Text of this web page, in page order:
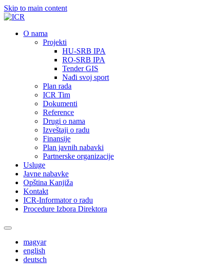
Skip to main content
О nama
Projekti
HU-SRB IPA
RO-SRB IPA
Tender GIS
Nađi svoj sport
Plan rada
ICR Tim
Dokumenti
Reference
Drugi o nama
Izveštaji o radu
Finansije
Plan javnih nabavki
Partnerske organizacije
Usluge
Javne nabavke
Opština Kanjiža
Kontakt
ICR-Informator o radu
Procedure Izbora Direktora
magyar
english
deutsch